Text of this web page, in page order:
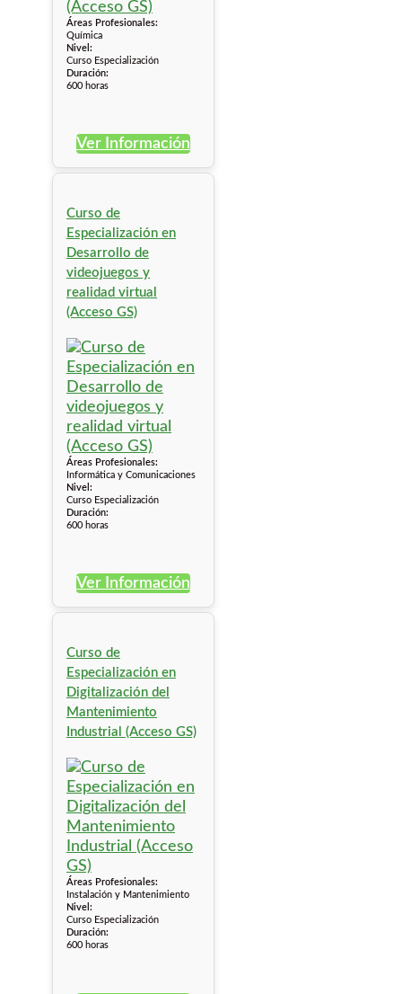
Áreas Profesionales:
Química
Nivel:
Curso Especialización
Duración:
600 horas
Ver Información
Curso de
Especialización en
Desarrollo de
videojuegos y
realidad virtual
(Acceso GS)
Áreas Profesionales:
Informática y Comunicaciones
Nivel:
Curso Especialización
Duración:
600 horas
Ver Información
Curso de
Especialización en
Digitalización del
Mantenimiento
Industrial (Acceso GS)
Áreas Profesionales:
Instalación y Mantenimiento
Nivel:
Curso Especialización
Duración:
600 horas